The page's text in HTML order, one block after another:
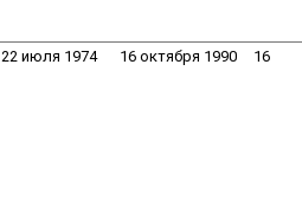
22 июля 1974 16 октября 1990 16